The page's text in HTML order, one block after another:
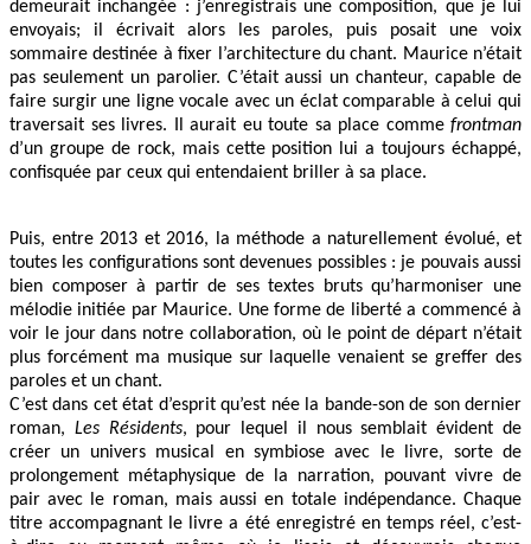
demeurait inchangée : j’enregistrais une composition, que je lui
envoyais; il écrivait alors les paroles, puis posait une voix
sommaire destinée à fixer l’architecture du chant. Maurice n’était
pas seulement un parolier. C’était aussi un chanteur, capable de
faire surgir une ligne vocale avec un éclat comparable à celui qui
traversait ses livres. Il aurait eu toute sa place comme frontman
d’un groupe de rock, mais cette position lui a toujours échappé,
confisquée par ceux qui entendaient briller à sa place.
Puis, entre 2013 et 2016, la méthode a naturellement évolué, et
toutes les configurations sont devenues possibles : je pouvais aussi
bien composer à partir de ses textes bruts qu’harmoniser une
mélodie initiée par Maurice. Une forme de liberté a commencé à
voir le jour dans notre collaboration, où le point de départ n’était
plus forcément ma musique sur laquelle venaient se greffer des
paroles et un chant.
C’est dans cet état d’esprit qu’est née la bande-son de son dernier
roman, Les Résidents, pour lequel il nous semblait évident de
créer un univers musical en symbiose avec le livre, sorte de
prolongement métaphysique de la narration, pouvant vivre de
pair avec le roman, mais aussi en totale indépendance. Chaque
titre accompagnant le livre a été enregistré en temps réel, c’est-